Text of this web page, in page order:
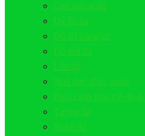
Con giống đá
Đá ốp lát
Đồ đá trang trí
Đồ thờ đá
Lầu đá
Nhà thờ, đình, chùa
Phối cảnh khu mộ đá
Tượng đá
Nghê đá